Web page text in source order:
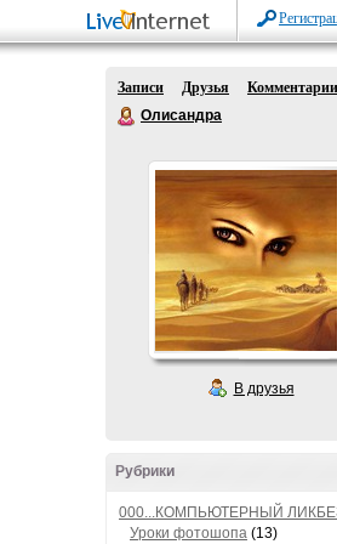
Записи Друзья
Комментарии
Олисандра
В друзья
Рубрики
000...КОМПЬЮТЕРНЫЙ
Уроки фотошопа (13)